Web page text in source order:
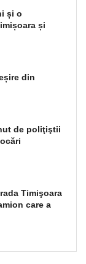
și o
și
din
de poliţiştii
Timişoara
care a